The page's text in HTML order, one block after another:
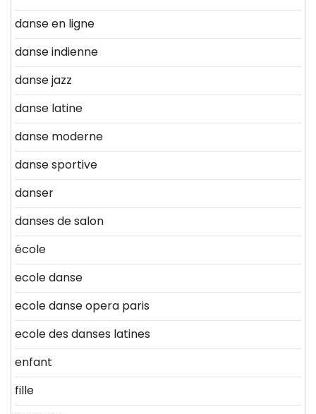
danse en ligne
danse indienne
danse jazz
danse latine
danse moderne
danse sportive
danser
danses de salon
école
ecole danse
ecole danse opera paris
ecole des danses latines
enfant
fille